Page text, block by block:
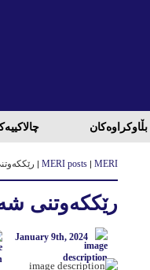
بڵاوكراوه‌كان
MERI
MERI posts
رێککەوتنی
January 9th, 2024